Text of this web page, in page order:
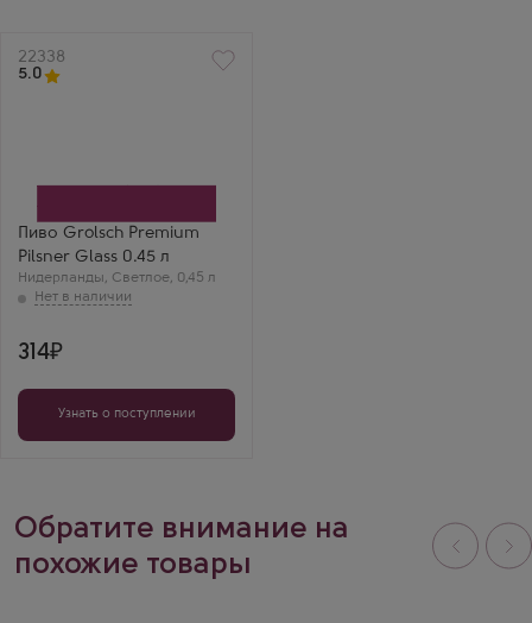
Артикул
22338
5.0
Пиво Grolsch Premium
Pilsner Glass 0.45 л
Нидерланды, Светлое, 0,45 л
314
Узнать о поступлении
Обратите внимание на
похожие товары